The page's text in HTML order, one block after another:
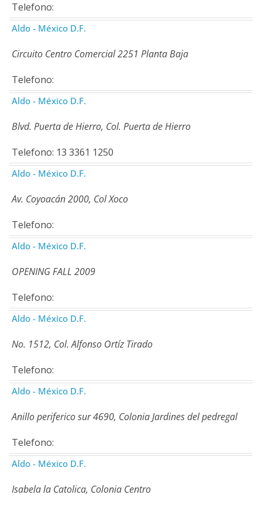
Telefono:
Aldo - México D.F.
Circuito Centro Comercial 2251 Planta Baja
Telefono:
Aldo - México D.F.
Blvd. Puerta de Hierro, Col. Puerta de Hierro
Telefono: 13 3361 1250
Aldo - México D.F.
Av. Coyoacán 2000, Col Xoco
Telefono:
Aldo - México D.F.
OPENING FALL 2009
Telefono:
Aldo - México D.F.
No. 1512, Col. Alfonso Ortíz Tirado
Telefono:
Aldo - México D.F.
Anillo periferico sur 4690, Colonia Jardines del pedregal
Telefono:
Aldo - México D.F.
Isabela la Catolica, Colonia Centro